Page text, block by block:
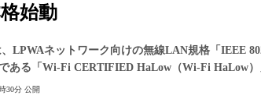
スマート工場
EdgeTech+
車載
始動
LPWAネットワーク向けの無線LAN規格「IEEE
ある「Wi-Fi CERTIFIED HaLow（Wi-Fi HaLow）
30分 公開